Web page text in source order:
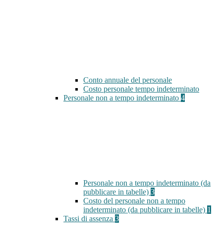
Conto annuale del personale
Costo personale tempo indeterminato
Personale non a tempo indeterminato 4
Personale non a tempo indeterminato (da
pubblicare in tabelle) 3
Costo del personale non a tempo
indeterminato (da pubblicare in tabelle) 1
Tassi di assenza 3